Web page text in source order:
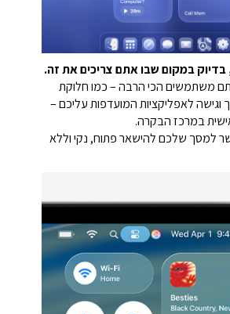
במקום שבו אתם צריכים את זה.
משתמשים הכי הרבה – כמו חלוקת
וגישה לאפליקציות המועדפות עליכם –
במרכז הבקרה.
למסך שלכם להישאר פתוח, נקי וללא